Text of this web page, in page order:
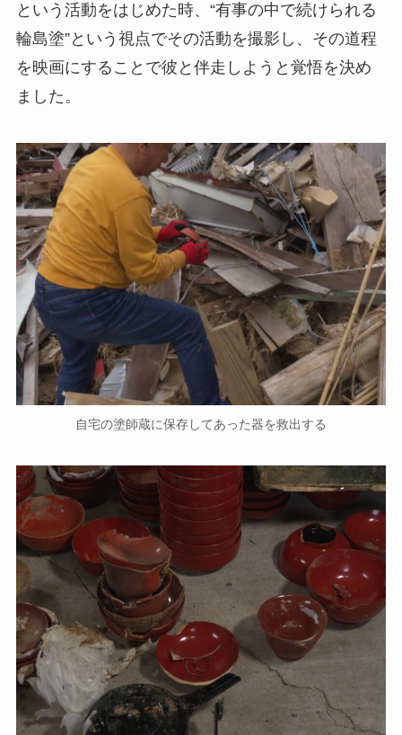
という活動をはじめた時、“有事の中で続けられる
輪島塗”という視点でその活動を撮影し、その道程
を映画にすることで彼と伴走しようと覚悟を決め
ました。
自宅の塗師蔵に保存してあった器を救出する